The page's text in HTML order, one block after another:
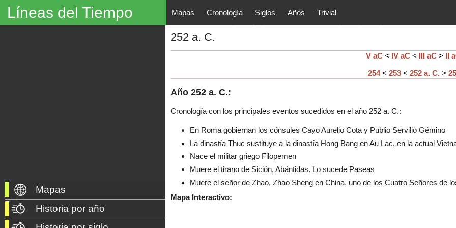
Líneas del Tiempo
Líneas del Tiempo, Mapas Históricos y principales
descubrimientos, exploraciones, política, arte, cultura, etc.) de la
año 3000 a. C. hasta nuestros días.
Mapas Cronología Siglos Años Trivial
252 a. C.
V aC < IV aC < III aC > II
254< 253 < 252 a. C. >
Año 252 a. C.:
Cronología con los principales eventos sucedidos en el año 252 a. C.:
En Roma gobiernan los cónsules Cayo Aurelio Cota y Publio Servilio Gémino
La dinastía Thuc sustituye a la dinastía Hong Bang en Au Lac, en la actual
Nace el militar griego Filopemen
Muere el tirano de Sición, Abántidas. Lo sucede Paseas
Muere el señor de Zhao, Zhao Sheng en China, uno de los Cuatro Señores de
Mapa Interactivo:
Mapas
Historia por año